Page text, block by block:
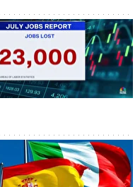
رکود در
گزارش
که
هزاران
اسپانیا